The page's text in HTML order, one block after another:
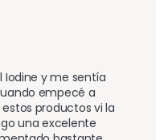
Iodine y me sentía
empecé a
productos vi la
una excelente